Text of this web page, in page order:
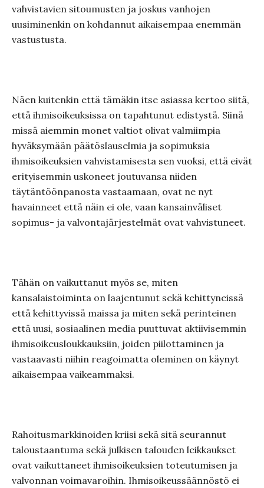
vahvistavien sitoumusten ja joskus vanhojen
uusiminenkin on kohdannut aikaisempaa enemmän
vastustusta.
Näen kuitenkin että tämäkin itse asiassa kertoo siitä,
että ihmisoikeuksissa on tapahtunut edistystä. Siinä
missä aiemmin monet valtiot olivat valmiimpia
hyväksymään päätöslauselmia ja sopimuksia
ihmisoikeuksien vahvistamisesta sen vuoksi, että eivät
erityisemmin uskoneet joutuvansa niiden
täytäntöönpanosta vastaamaan, ovat ne nyt
havainneet että näin ei ole, vaan kansainväliset
sopimus- ja valvontajärjestelmät ovat vahvistuneet.
Tähän on vaikuttanut myös se, miten
kansalaistoiminta on laajentunut sekä kehittyneissä
että kehittyvissä maissa ja miten sekä perinteinen
että uusi, sosiaalinen media puuttuvat aktiivisemmin
ihmisoikeusloukkauksiin, joiden piilottaminen ja
vastaavasti niihin reagoimatta oleminen on käynyt
aikaisempaa vaikeammaksi.
Rahoitusmarkkinoiden kriisi sekä sitä seurannut
taloustaantuma sekä julkisen talouden leikkaukset
ovat vaikuttaneet ihmisoikeuksien toteutumisen ja
valvonnan voimavaroihin. Ihmisoikeussäännöstö ei